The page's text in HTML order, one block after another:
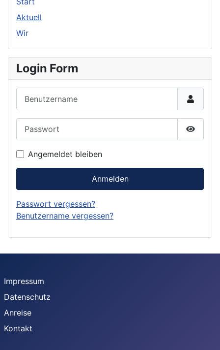
Aktuell
Wir
Login Form
Angemeldet bleiben
Anmelden
Passwort vergessen?
Benutzername vergessen?
Impressum
Datenschutz
Anreise
Kontakt